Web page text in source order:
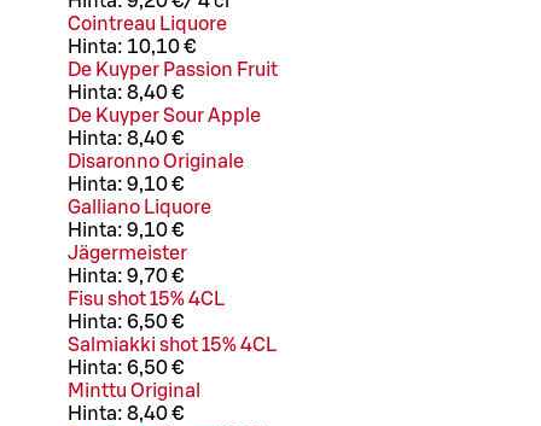
Cointreau Liquore
Hinta: 10,10 €
De Kuyper Passion Fruit
Hinta: 8,40 €
De Kuyper Sour Apple
Hinta: 8,40 €
Disaronno Originale
Hinta: 9,10 €
Galliano Liquore
Hinta: 9,10 €
Jägermeister
Hinta: 9,70 €
Fisu shot 15% 4CL
Hinta: 6,50 €
Salmiakki shot 15% 4CL
Hinta: 6,50 €
Minttu Original
Hinta: 8,40 €